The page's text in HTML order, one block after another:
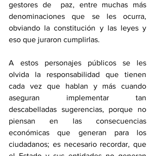
gestores de  paz, entre muchas más
denominaciones que se les ocurra,
obviando la constitución y las leyes y
eso que juraron cumplirlas.
A estos personajes públicos se les
olvida la responsabilidad que tienen
cada vez que hablan y más cuando
aseguran implementar tan
descabelladas sugerencias, porque no
piensan en las consecuencias
económicas que generan para los
ciudadanos; es necesario recordar, que